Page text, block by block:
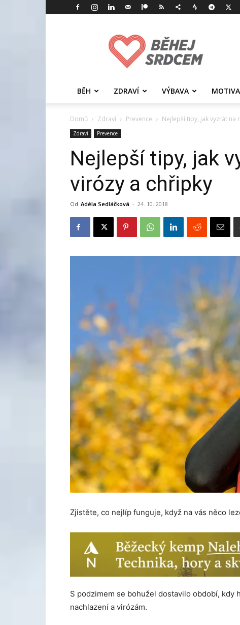
srdcem
BĚH ZDRAVÍ VÝBAVA
Domů Zdraví Prevence Nejlepší tipy, jak vyzrát na
Zdraví Prevence
Nejlepší tipy, jak
virózy a chřipky
Od Adéla Sedláčková - 24. 10. 2018
Zjistěte, co nejlíp funguje, když na vás něco
S podzimem se bohužel dostavilo období, kdy
nachlazení a virózám.